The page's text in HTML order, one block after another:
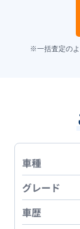
※一括査定の
車種
グレード
車歴